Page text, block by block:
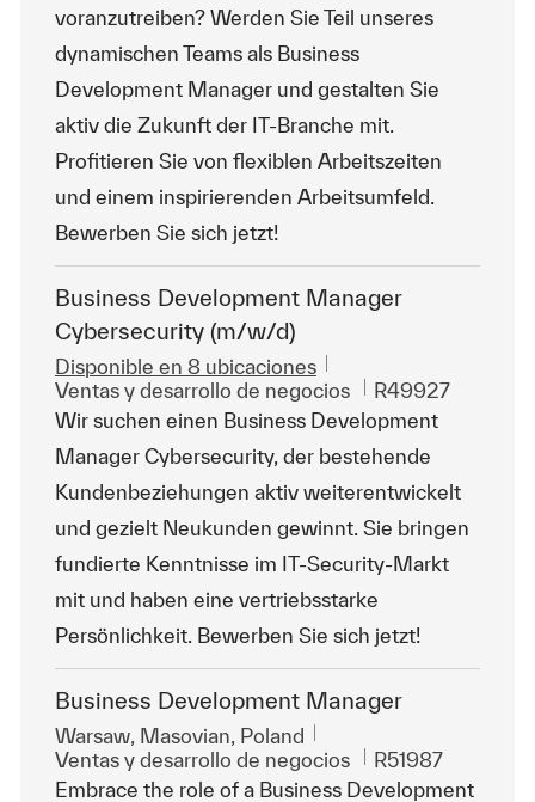
voranzutreiben? Werden Sie Teil unseres
dynamischen Teams als Business
Development Manager und gestalten Sie
aktiv die Zukunft der IT-Branche mit.
Profitieren Sie von flexiblen Arbeitszeiten
und einem inspirierenden Arbeitsumfeld.
Bewerben Sie sich jetzt!
Business Development Manager
Cybersecurity (m/w/d)
Disponible en 8 ubicaciones
Categoría
Ventas y desarrollo de negocios Id. de trabajo
R49927
Wir suchen einen Business Development
Manager Cybersecurity, der bestehende
Kundenbeziehungen aktiv weiterentwickelt
und gezielt Neukunden gewinnt. Sie bringen
fundierte Kenntnisse im IT-Security-Markt
mit und haben eine vertriebsstarke
Persönlichkeit. Bewerben Sie sich jetzt!
Business Development Manager
Ubicación
Warsaw, Masovian, Poland
Categoría
Ventas y desarrollo de negocios Id. de trabajo
R51987
Embrace the role of a Business Development